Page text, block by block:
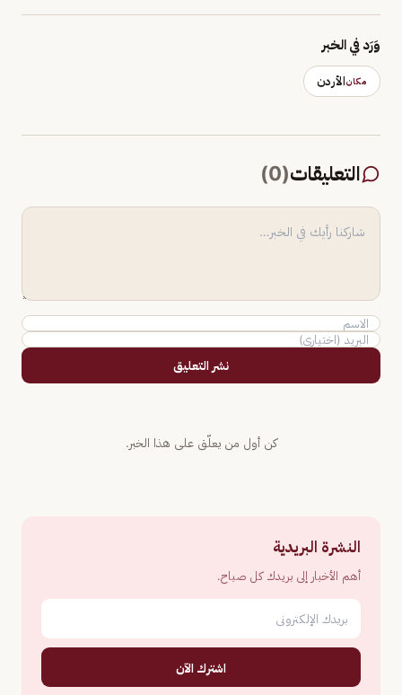
وَرَد في الخبر
مكانالأردن
التعليقات(
0
)
نشر التعليق
كن أول من يعلّق على هذا الخبر.
النشرة البريدية
أهم الأخبار إلى بريدك كل صباح.
اشترك الآن